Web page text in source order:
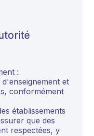
:
et
conformément
établissements
que des
respectées, y